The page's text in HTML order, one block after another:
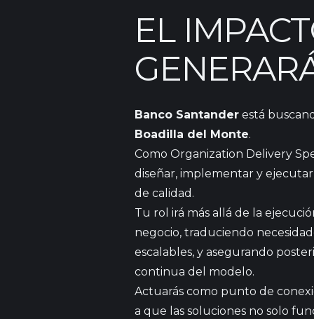
EL
Banco Santander está
Boadilla del Monte.
Como Organization Delivery
diseñar, implementar y
de calidad.
Tu rol irá más allá de la
negocio, traduciendo
escalables, y asegurando
continua del modelo.
Actuarás como punto de
a que las soluciones no solo